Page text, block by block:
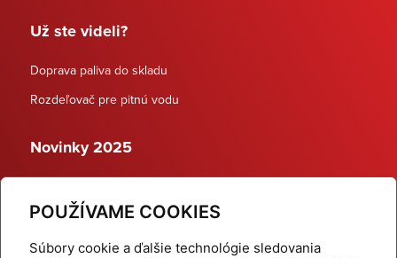
POUŽÍVAME COOKIES
Súbory cookie a ďalšie technológie sledovania
Už ste videli?
Doprava paliva do skladu
Rozdeľovač pre pitnú vodu
Novinky 2025
Dynamické termostatické ventily